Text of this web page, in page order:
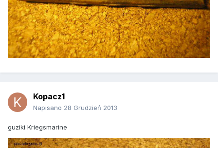
Kopacz1
Napisano 28 Grudzień 2013
guziki Kriegsmarine